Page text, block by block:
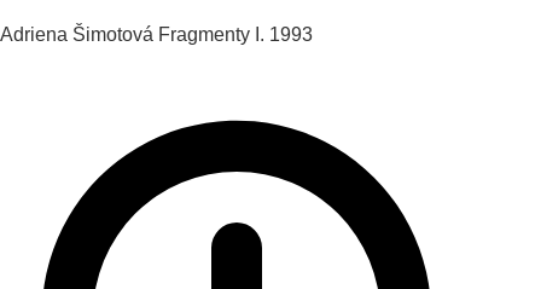
Adriena Šimotová Fragmenty I. 1993